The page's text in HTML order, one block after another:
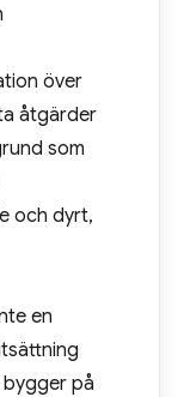
över
åtgärder
som
och dyrt,
en
på